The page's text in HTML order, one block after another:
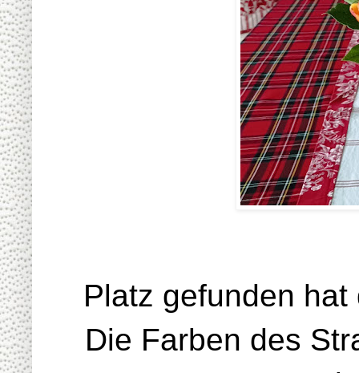
Platz gefunden
Die Farben des